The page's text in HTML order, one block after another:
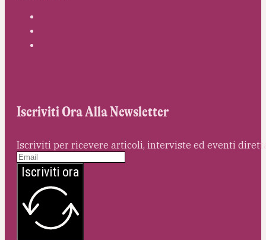
Iscriviti Ora Alla Newsletter
Iscriviti per ricevere articoli, interviste ed eventi
Iscriviti ora